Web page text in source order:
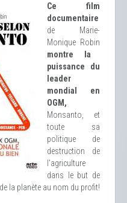
Ce film
documentaire
de Marie-
Monique Robin
montre la
puissance du
leader
mondial en
OGM,
Monsanto, et
toute sa
politique de
destruction de
l'agriculture
dans le but de
la planète au nom du profit!